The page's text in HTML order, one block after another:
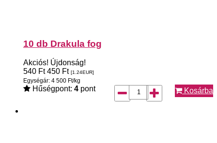
10 db Drakula fog
Akciós! Újdonság!
540 Ft 450 Ft [1.24EUR]
Egységár: 4 500 Ft/kg
Hűségpont: 4 pont Kosárba